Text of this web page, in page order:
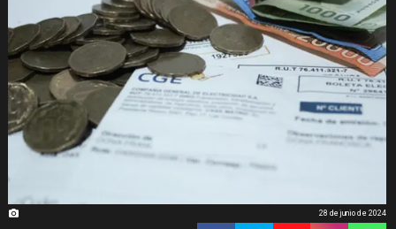
28 de junio de 2024